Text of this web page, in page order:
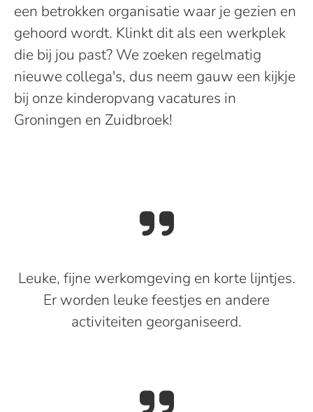
een betrokken organisatie waar je gezien en
gehoord wordt. Klinkt dit als een werkplek
die bij jou past? We zoeken regelmatig
nieuwe collega's, dus neem gauw een kijkje
bij onze kinderopvang vacatures in
Groningen en Zuidbroek!
Leuke, fijne werkomgeving en korte lijntjes.
Er worden leuke feestjes en andere
activiteiten georganiseerd.